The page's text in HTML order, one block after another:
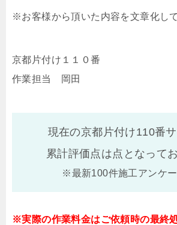
※お客様から頂いた内容を文章化し
京都片付け１１０番
作業担当 岡田
現在の京都片付け110番
累計評価点は点となって
※最新100件施工アンケ
※実際の作業料金はご依頼時の最終